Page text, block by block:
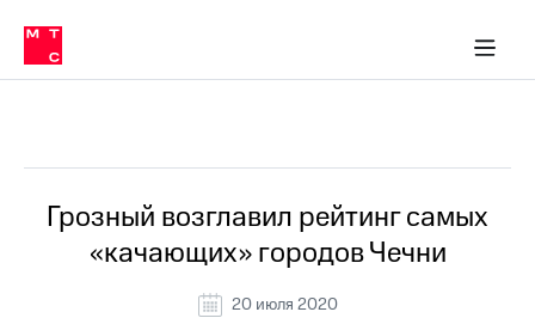
Медиа-центр
и акционерам
Устойчивое развитие
Комплаенс и деловая этика
компании
Карьера
История
компании
Руководство
в МТС
Пресс-
релизы
о технологиях
Грозный возглавил рейтинг самых
«качающих» городов Чечни
20 июля 2020